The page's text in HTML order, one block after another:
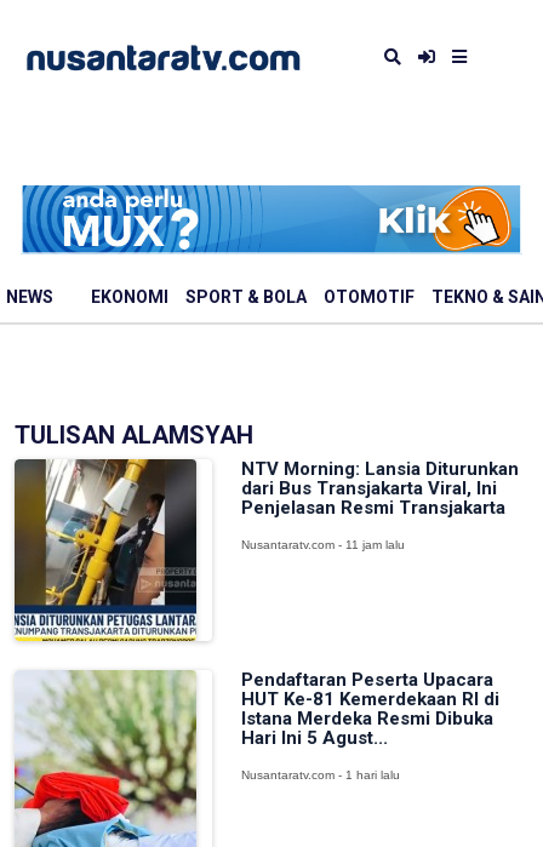
NEWS EKONOMI SPORT & BOLA OTOMOTIF TEKNO &
TULISAN ALAMSYAH
NTV Morning: Lansia Diturunkan
dari Bus Transjakarta Viral, Ini
Penjelasan Resmi Transjakarta
Nusantaratv.com - 11 jam lalu
Pendaftaran Peserta Upacara
HUT Ke-81 Kemerdekaan RI di
Istana Merdeka Resmi Dibuka
Hari Ini 5 Agust...
Nusantaratv.com - 1 hari lalu